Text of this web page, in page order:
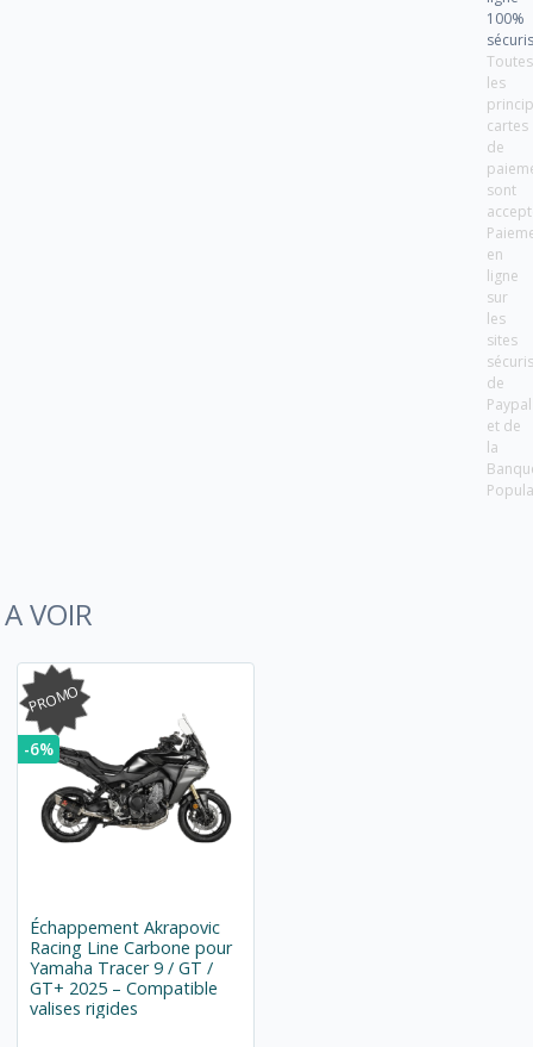
100%
Toutes
les
cartes
de
sont
en
ligne
sur
les
sites
de
Paypal
et de
la
A VOIR
PROMO
-6%
Échappement Akrapovic
Racing Line Carbone pour
Yamaha Tracer 9 / GT /
GT+ 2025 – Compatible
valises rigides